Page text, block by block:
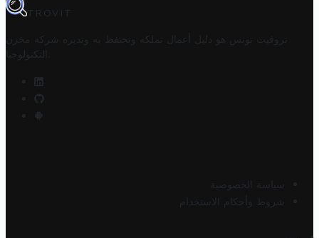
TROVIT
تروفيت تونس هو دليل أعمال تملكه وتحتفظ به وتديره
شركة مخزن
التكنولوجيا
سياسة الخصوصية
شروط وأحكام الاستخدام